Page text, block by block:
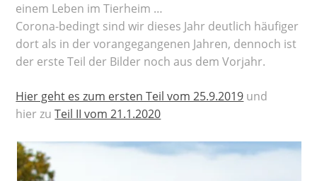
einem Leben im Tierheim …
Corona-bedingt sind wir dieses Jahr deutlich häufiger
dort als in der vorangegangenen Jahren, dennoch ist
der erste Teil der Bilder noch aus dem Vorjahr.
Hier geht es zum ersten Teil vom 25.9.2019 und
hier zuTeil II vom 21.1.2020